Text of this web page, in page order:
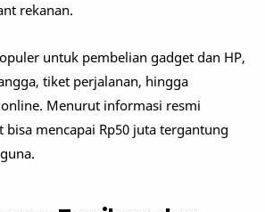
rekanan.
untuk pembelian gadget dan HP,
tiket perjalanan, hingga
Menurut informasi resmi
mencapai Rp50 juta tergantung